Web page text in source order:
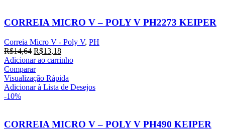
CORREIA MICRO V – POLY V PH2273 KEIPER
Correia Micro V - Poly V, PH
R$14,64 R$13,18
Adicionar ao carrinho
Comparar
Visualização Rápida
Adicionar à Lista de Desejos
-10%
CORREIA MICRO V – POLY V PH490 KEIPER